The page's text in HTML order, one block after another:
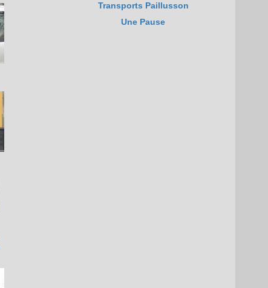
Transports Paillusson
Une Pause